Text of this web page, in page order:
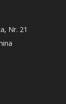
Nr. 21